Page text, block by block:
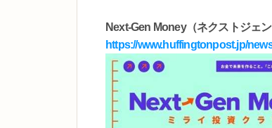
Next-Gen Money（ネクストジェ
https://www.huffingtonpost.jp/